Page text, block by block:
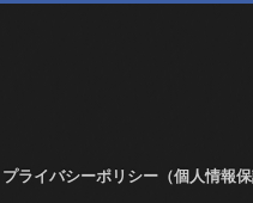
プライバシーポリシー（個人情報